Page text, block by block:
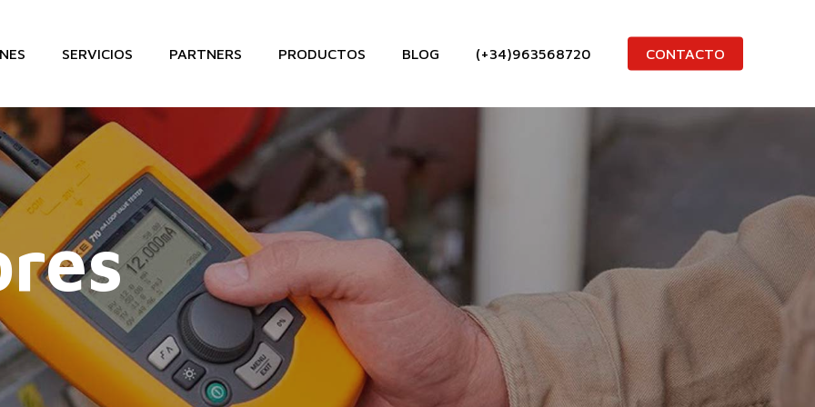
SERVICIOS PARTNERS PRODUCTOS BLOG (+34)963568720 CONTACTO